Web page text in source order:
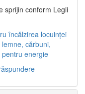
sprijin conform Legii
încălzirea locuinței
cărbuni,
energie